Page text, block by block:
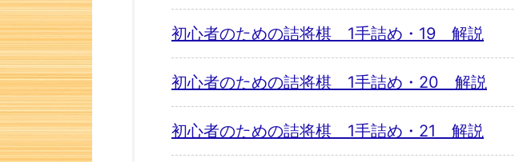
初心者のための詰将棋 1手詰め・19 解説
初心者のための詰将棋 1手詰め・20 解説
初心者のための詰将棋 1手詰め・21 解説